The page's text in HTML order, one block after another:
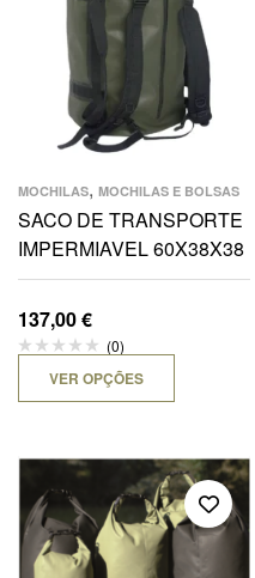
MOCHILAS, MOCHILAS E BOLSAS
SACO DE TRANSPORTE
IMPERMIAVEL 60X38X38
137,00€
(0)
VER OPÇÕES